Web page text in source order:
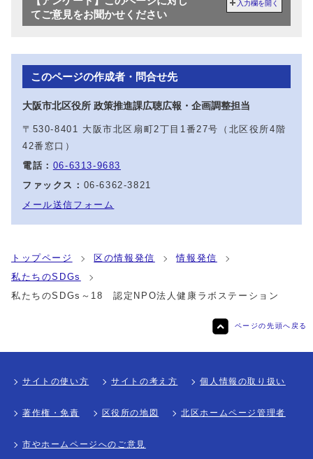
てご意見をお聞かせください
入力欄を開く
このページの作成者・問合せ先
大阪市北区役所 政策推進課広聴広報・企画調整担当
〒530-8401 大阪市北区扇町2丁目1番27号（北区役所4階
42番窓口）
電話： 06-6313-9683
ファックス： 06-6362-3821
メール送信フォーム
トップページ 区の情報発信
情報発信
私たちのSDGs
私たちのSDGs～18 認定NPO法人健康ラボステーション
ページの先頭へ戻る
サイトの使い方 サイトの考え方 個人情報の取り扱い
著作権・免責 区役所の地図 北区ホームページ管理者
市やホームページへのご意見